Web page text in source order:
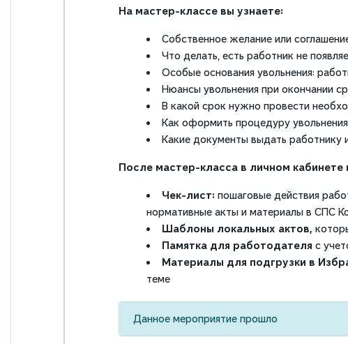
На мастер-классе вы узнаете:
Собственное желание или
Что делать, есть работник не
Особые основания увольнения:
Нюансы увольнения при окончании
В какой срок нужно провести
Как оформить процедуру
Какие документы выдать работнику
После мастер-класса в личном
Чек-лист: пошаговые действия
нормативные акты и материалы в СПС
Шаблоны локальных актов,
Памятка для работодателя с
Материалы для подгрузки в
теме
Данное мероприятие прошло